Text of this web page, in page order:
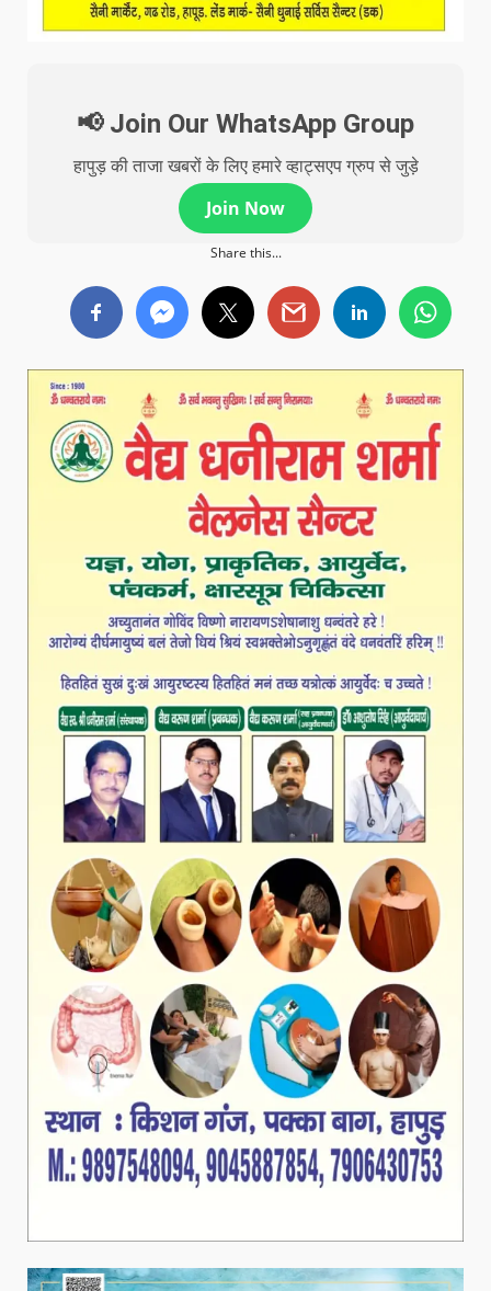
📢 Join Our WhatsApp Group
हापुड़ की ताजा खबरों के लिए हमारे व्हाट्सएप ग्रुप से जुड़े
Join Now
Share this...